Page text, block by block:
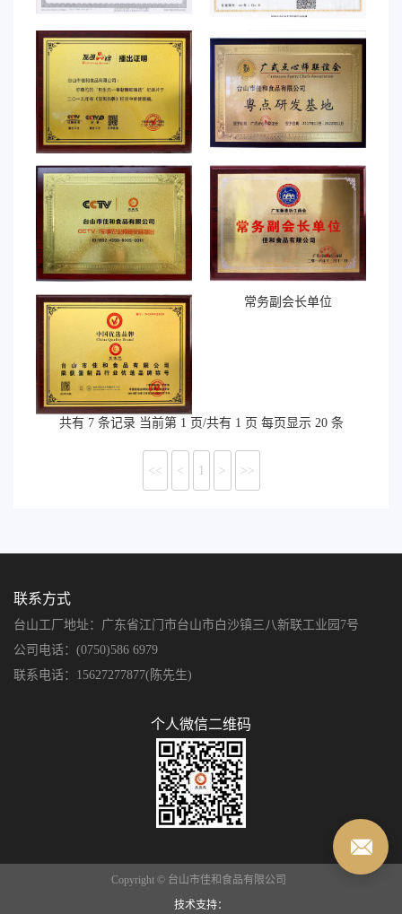
营业执照 食品生产许可证
发现品牌 播出证明 广式点心师联谊会
CCTV-7军事农业频道荣誉播
出
常务副会长单位
中国优选品牌
共有 7 条记录 当前第 1 页/共有 1 页 每页显示 20 条
<< < 1 > >>
联系方式
台山工厂地址：广东省江门市台山市白沙镇三八新联工业园7号
公司电话：(0750)586 6979
联系电话：15627277877(陈先生)
个人微信二维码
Copyright © 台山市佳和食品有限公司
技术支持：